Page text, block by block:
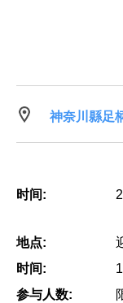
神奈川縣足
时间:
地点:
时间:
参与人数: